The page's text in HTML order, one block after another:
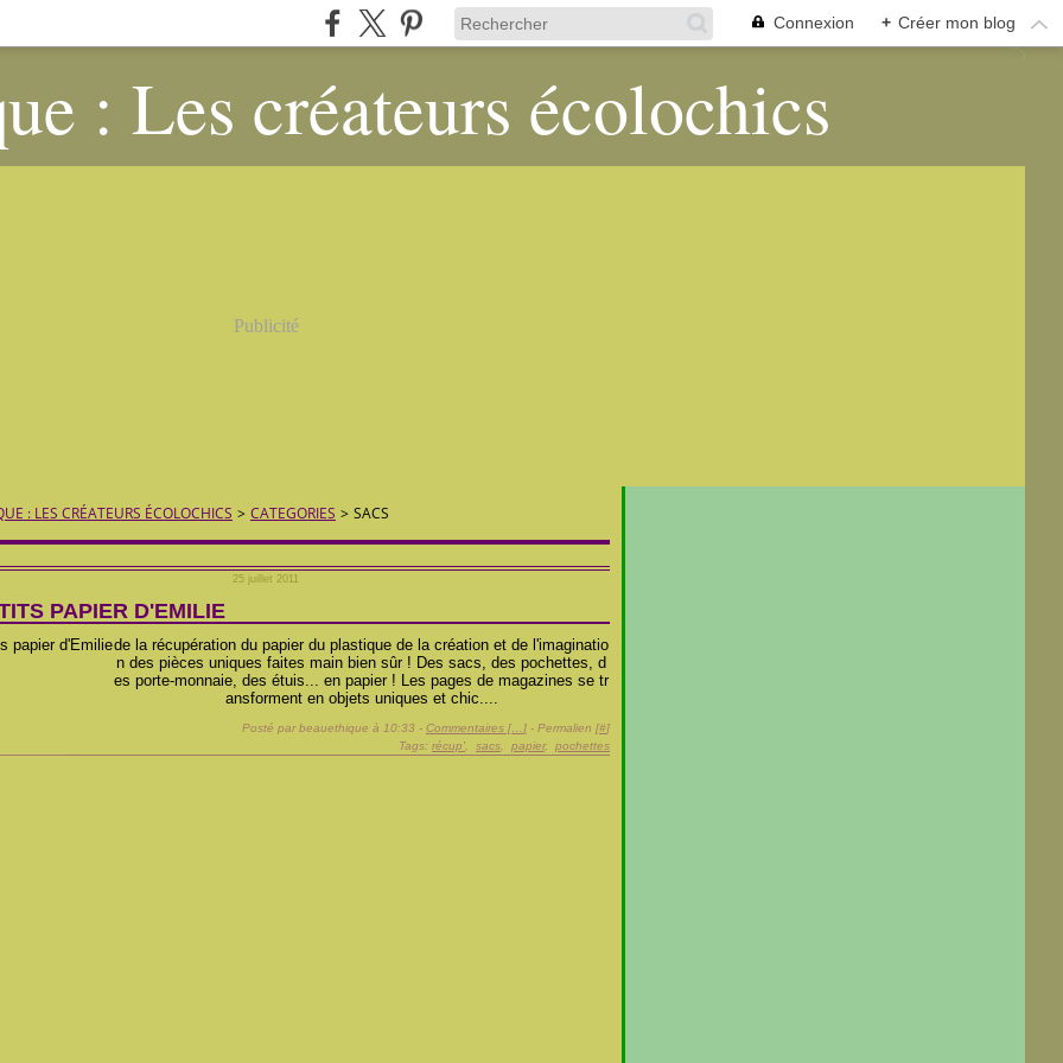
Connexion + Créer mon blog
: Les créateurs écolochics
Publicité
: LES CRÉATEURS ÉCOLOCHICS > CATEGORIES > SACS
25 juillet 2011
PAPIER D'EMILIE
de la récupération du papier du plastique de la création et de l'imaginatio
n des pièces uniques faites main bien sûr ! Des sacs, des pochettes, d
es porte-monnaie, des étuis... en papier ! Les pages de magazines se tr
ansforment en objets uniques et chic....
Posté par beauethique à 10:33 - Commentaires [… ] - Permalien [#]
Tags: récup' sacs papier, pochettes